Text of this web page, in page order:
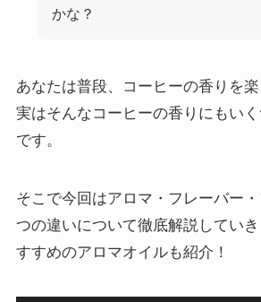
かな？
あなたは普段、コーヒーの香りを
実はそんなコーヒーの香りにもい
です。
そこで今回はアロマ・フレーバー
つの違いについて徹底解説してい
すすめのアロマオイルも紹介！